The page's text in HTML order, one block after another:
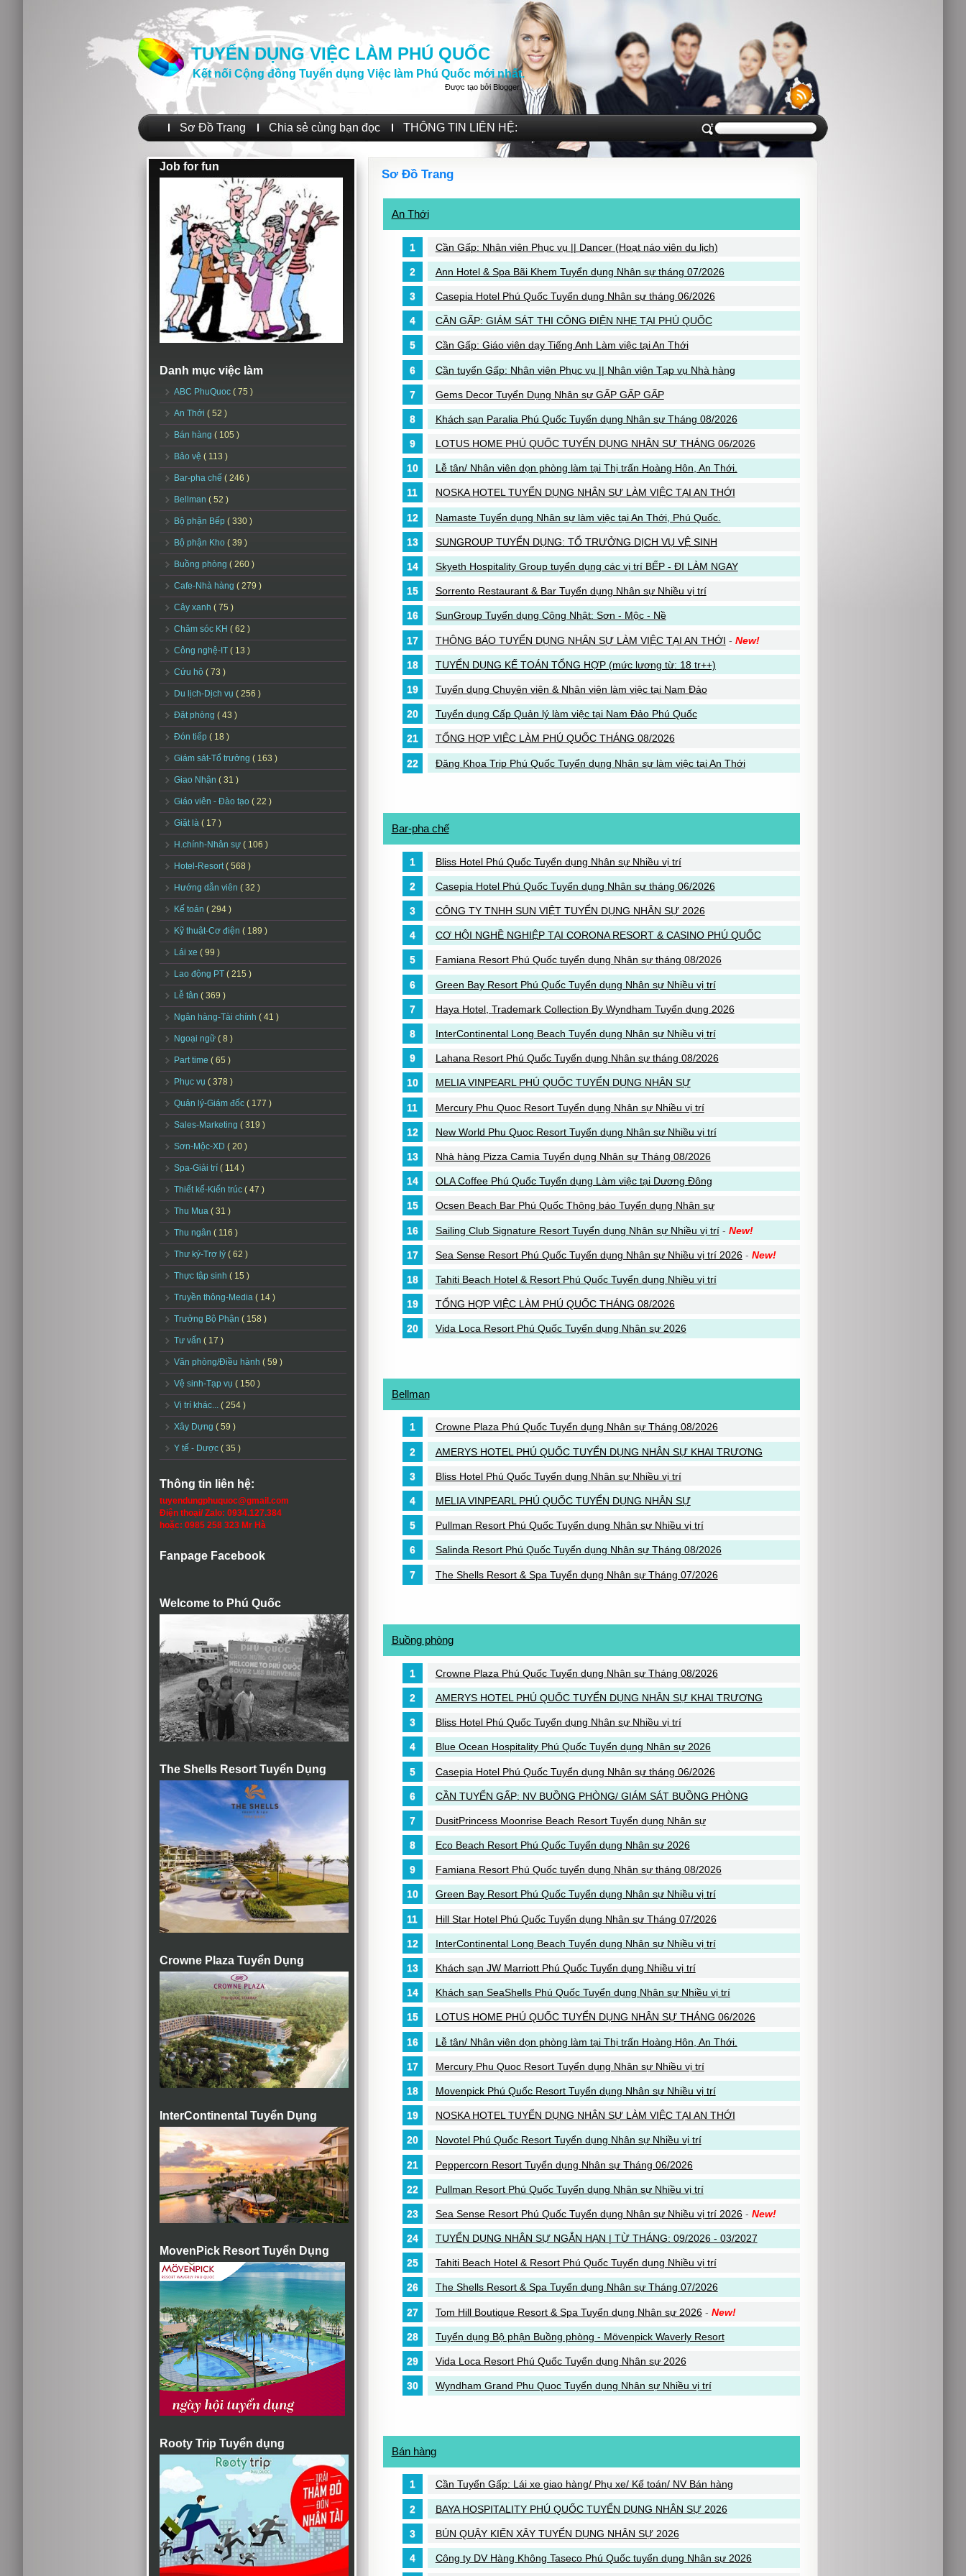
TUYỂN DỤNG VIỆC LÀM PHÚ QUỐC
Kết nối Cộng đồng Tuyển dụng Việc làm Phú Quốc mới nhất.
Được tạo bởi Blogger.
Sơ Đồ Trang Chia sẻ cùng bạn đọc THÔNG TIN LIÊN HỆ:
Job for fun
Danh mục việc làm
ABC PhuQuoc ( 75 )
An Thới ( 52 )
Bán hàng ( 105 )
Bảo vệ ( 113 )
Bar-pha chế ( 246 )
Bellman ( 52 )
Bộ phận Bếp ( 330 )
Bộ phận Kho ( 39 )
Buồng phòng ( 260 )
Cafe-Nhà hàng ( 279 )
Cây xanh ( 75 )
Chăm sóc KH ( 62 )
Công nghệ-IT ( 13 )
Cứu hộ ( 73 )
Du lịch-Dịch vụ ( 256 )
Đặt phòng ( 43 )
Đón tiếp ( 18 )
Giám sát-Tổ trưởng ( 163 )
Giao Nhận ( 31 )
Giáo viên - Đào tạo ( 22 )
Giặt là ( 17 )
H.chính-Nhân sự ( 106 )
Hotel-Resort( 568 )
Hướng dẫn viên ( 32 )
Kế toán ( 294 )
Kỹ thuật-Cơ điện ( 189 )
Lái xe ( 99 )
Lao động PT ( 215 )
Lễ tân ( 369 )
Ngân hàng-Tài chính ( 41 )
Ngoại ngữ ( 8 )
Part time ( 65 )
Phục vụ ( 378 )
Quản lý-Giám đốc ( 177 )
Sales-Marketing ( 319 )
Sơn-Mộc-XD ( 20 )
Spa-Giải trí ( 114 )
Thiết kế-Kiến trúc ( 47 )
Thu Mua ( 31 )
Thu ngân ( 116 )
Thư ký-Trợ lý ( 62 )
Thực tập sinh ( 15 )
Truyền thông-Media ( 14 )
Trưởng Bộ Phận ( 158 )
Tư vấn ( 17 )
Văn phòng/Điều hành ( 59 )
Vệ sinh-Tạp vụ ( 150 )
Vị trí khác... ( 254 )
Xây Dựng ( 59 )
Y tế - Dược ( 35 )
Thông tin liên hệ:
tuyendungphuquoc@gmail.com
Điện thoại/ Zalo: 0934.127.384
hoặc: 0985 258 323 Mr Hà
Fanpage Facebook
Welcome to Phú Quốc
The Shells Resort Tuyển Dụng
Crowne Plaza Tuyển Dụng
InterContinental Tuyển Dụng
MovenPick Resort Tuyển Dụng
Rooty Trip Tuyển dụng
Sơ Đồ Trang
An Thới
Cần Gấp: Nhân viên Phục vụ || Dancer (Hoạt náo viên du lịch)
Ann Hotel & Spa Bãi Khem Tuyển dụng Nhân sự tháng 07/2026
Casepia Hotel Phú Quốc Tuyển dụng Nhân sự tháng 06/2026
CẦN GẤP: GIÁM SÁT THI CÔNG ĐIỆN NHẸ TẠI PHÚ QUỐC
Cần Gấp: Giáo viên dạy Tiếng Anh Làm việc tại An Thới
Cần tuyển Gấp: Nhân viên Phục vụ || Nhân viên Tạp vụ Nhà hàng
Gems Decor Tuyển Dụng Nhân sự GẤP GẤP GẤP
Khách sạn Paralia Phú Quốc Tuyển dụng Nhân sự Tháng 08/2026
LOTUS HOME PHÚ QUỐC TUYỂN DỤNG NHÂN SỰ THÁNG 06/2026
Lễ tân/ Nhân viên dọn phòng làm tại Thị trấn Hoàng Hôn, An Thới.
NOSKA HOTEL TUYỂN DỤNG NHÂN SỰ LÀM VIỆC TẠI AN THỚI
Namaste Tuyển dụng Nhân sự làm việc tại An Thới, Phú Quốc.
SUNGROUP TUYỂN DỤNG: TỔ TRƯỞNG DỊCH VỤ VỆ SINH
Skyeth Hospitality Group tuyển dụng các vị trí BẾP - ĐI LÀM NGAY
Sorrento Restaurant & Bar Tuyển dụng Nhân sự Nhiều vị trí
SunGroup Tuyển dụng Công Nhật: Sơn - Mộc - Nề
THÔNG BÁO TUYỂN DỤNG NHÂN SỰ LÀM VIỆC TẠI AN THỚI - New!
TUYỂN DỤNG KẾ TOÁN TỔNG HỢP (mức lương từ: 18 tr++)
Tuyển dụng Chuyên viên & Nhân viên làm việc tại Nam Đảo
Tuyển dụng Cấp Quản lý làm việc tại Nam Đảo Phú Quốc
TỔNG HỢP VIỆC LÀM PHÚ QUỐC THÁNG 08/2026
Đăng Khoa Trip Phú Quốc Tuyển dụng Nhân sự làm việc tại An Thới
Bar-pha chế
Bliss Hotel Phú Quốc Tuyển dụng Nhân sự Nhiều vị trí
Casepia Hotel Phú Quốc Tuyển dụng Nhân sự tháng 06/2026
CÔNG TY TNHH SUN VIỆT TUYỂN DỤNG NHÂN SỰ 2026
CƠ HỘI NGHỀ NGHIỆP TẠI CORONA RESORT & CASINO PHÚ QUỐC
Famiana Resort Phú Quốc tuyển dụng Nhân sự tháng 08/2026
Green Bay Resort Phú Quốc Tuyển dụng Nhân sự Nhiều vị trí
Haya Hotel, Trademark Collection By Wyndham Tuyển dụng 2026
InterContinental Long Beach Tuyển dụng Nhân sự Nhiều vị trí
Lahana Resort Phú Quốc Tuyển dụng Nhân sự tháng 08/2026
MELIA VINPEARL PHÚ QUỐC TUYỂN DỤNG NHÂN SỰ
Mercury Phu Quoc Resort Tuyển dụng Nhân sự Nhiều vị trí
New World Phu Quoc Resort Tuyển dụng Nhân sự Nhiều vị trí
Nhà hàng Pizza Camia Tuyển dụng Nhân sự Tháng 08/2026
OLA Coffee Phú Quốc Tuyển dụng Làm việc tại Dương Đông
Ocsen Beach Bar Phú Quốc Thông báo Tuyển dụng Nhân sự
Sailing Club Signature Resort Tuyển dụng Nhân sự Nhiều vị trí- New!
Sea Sense Resort Phú Quốc Tuyển dụng Nhân sự Nhiều vị trí 2026- New!
Tahiti Beach Hotel & Resort Phú Quốc Tuyển dụng Nhiều vị trí
TỔNG HỢP VIỆC LÀM PHÚ QUỐC THÁNG 08/2026
Vida Loca Resort Phú Quốc Tuyển dụng Nhân sự 2026
Bellman
Crowne Plaza Phú Quốc Tuyển dụng Nhân sự Tháng 08/2026
AMERYS HOTEL PHÚ QUỐC TUYỂN DỤNG NHÂN SỰ KHAI TRƯƠNG
Bliss Hotel Phú Quốc Tuyển dụng Nhân sự Nhiều vị trí
MELIA VINPEARL PHÚ QUỐC TUYỂN DỤNG NHÂN SỰ
Pullman Resort Phú Quốc Tuyển dụng Nhân sự Nhiều vị trí
Salinda Resort Phú Quốc Tuyển dụng Nhân sự Tháng 08/2026
The Shells Resort & Spa Tuyển dụng Nhân sự Tháng 07/2026
Buồng phòng
Crowne Plaza Phú Quốc Tuyển dụng Nhân sự Tháng 08/2026
AMERYS HOTEL PHÚ QUỐC TUYỂN DỤNG NHÂN SỰ KHAI TRƯƠNG
Bliss Hotel Phú Quốc Tuyển dụng Nhân sự Nhiều vị trí
Blue Ocean Hospitality Phú Quốc Tuyển dụng Nhân sự 2026
Casepia Hotel Phú Quốc Tuyển dụng Nhân sự tháng 06/2026
CẦN TUYỂN GẤP: NV BUỒNG PHÒNG/ GIÁM SÁT BUỒNG PHÒNG
DusitPrincess Moonrise Beach Resort Tuyển dụng Nhân sự
Eco Beach Resort Phú Quốc Tuyển dụng Nhân sự 2026
Famiana Resort Phú Quốc tuyển dụng Nhân sự tháng 08/2026
Green Bay Resort Phú Quốc Tuyển dụng Nhân sự Nhiều vị trí
Hill Star Hotel Phú Quốc Tuyển dụng Nhân sự Tháng 07/2026
InterContinental Long Beach Tuyển dụng Nhân sự Nhiều vị trí
Khách sạn JW Marriott Phú Quốc Tuyển dụng Nhiều vị trí
Khách sạn SeaShells Phú Quốc Tuyển dụng Nhân sự Nhiều vị trí
LOTUS HOME PHÚ QUỐC TUYỂN DỤNG NHÂN SỰ THÁNG 06/2026
Lễ tân/ Nhân viên dọn phòng làm tại Thị trấn Hoàng Hôn, An Thới.
Mercury Phu Quoc Resort Tuyển dụng Nhân sự Nhiều vị trí
Movenpick Phú Quốc Resort Tuyển dụng Nhân sự Nhiều vị trí
NOSKA HOTEL TUYỂN DỤNG NHÂN SỰ LÀM VIỆC TẠI AN THỚI
Novotel Phú Quốc Resort Tuyển dụng Nhân sự Nhiều vị trí
Peppercorn Resort Tuyển dụng Nhân sự Tháng 06/2026
Pullman Resort Phú Quốc Tuyển dụng Nhân sự Nhiều vị trí
Sea Sense Resort Phú Quốc Tuyển dụng Nhân sự Nhiều vị trí 2026- New!
TUYỂN DỤNG NHÂN SỰ NGẮN HẠN | TỪ THÁNG: 09/2026 - 03/2027
Tahiti Beach Hotel & Resort Phú Quốc Tuyển dụng Nhiều vị trí
The Shells Resort & Spa Tuyển dụng Nhân sự Tháng 07/2026
Tom Hill Boutique Resort & Spa Tuyển dụng Nhân sự 2026- New!
Tuyển dụng Bộ phận Buồng phòng - Mövenpick Waverly Resort
Vida Loca Resort Phú Quốc Tuyển dụng Nhân sự 2026
Wyndham Grand Phu Quoc Tuyển dụng Nhân sự Nhiều vị trí
Bán hàng
Cần Tuyển Gấp: Lái xe giao hàng/ Phụ xe/ Kế toán/ NV Bán hàng
BAYA HOSPITALITY PHÚ QUỐC TUYỂN DỤNG NHÂN SỰ 2026
BÚN QUẬY KIẾN XÂY TUYỂN DỤNG NHÂN SỰ 2026
Công ty DV Hàng Không Taseco Phú Quốc tuyển dụng Nhân sự 2026